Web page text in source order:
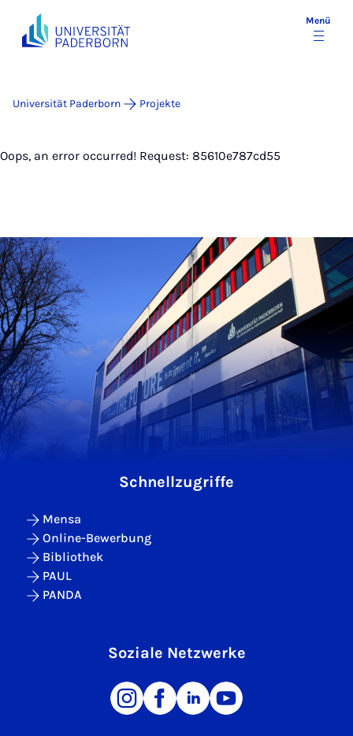
Menü
Universität Paderborn Projekte
Oops, an error occurred! Request: 85610e787cd55
Schnellzugriffe
Mensa
Online-Bewerbung
Bibliothek
PAUL
PANDA
Soziale Netzwerke